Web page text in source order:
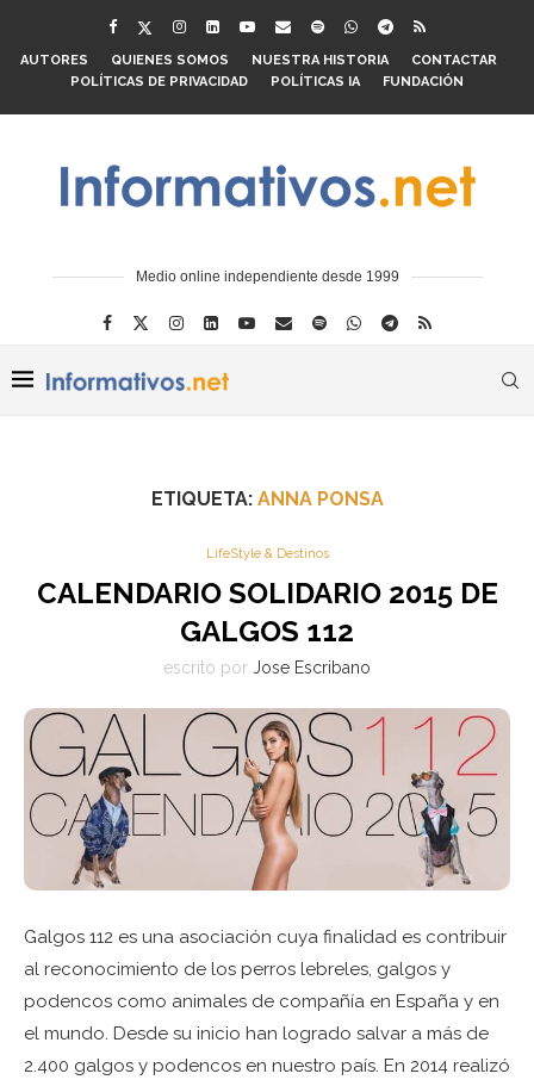
AUTORES QUIENES SOMOS NUESTRA HISTORIA
CONTACTAR
POLÍTICAS DE PRIVACIDAD
POLÍTICAS IA FUNDACIÓN
Medio online independiente desde 1999
ETIQUETA: ANNA PONSA
LifeStyle & Destinos
CALENDARIO SOLIDARIO 2015 DE
GALGOS 112
escrito por Jose Escribano
Galgos 112 es una asociación cuya finalidad es contribuir
al reconocimiento de los perros lebreles, galgos y
podencos como animales de compañía en España y en
el mundo. Desde su inicio han logrado salvar a más de
2.400 galgos y podencos en nuestro país. En 2014 realizó